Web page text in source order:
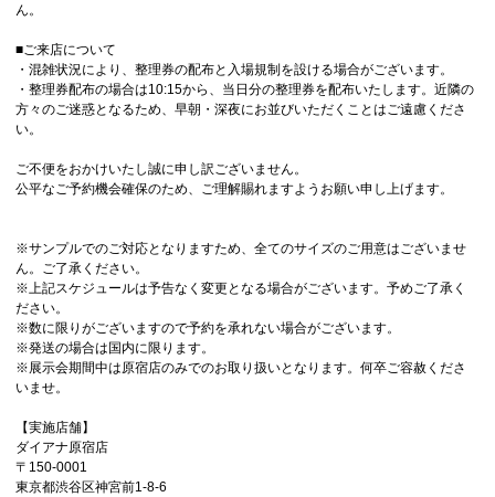
ん。
■ご来店について
・混雑状況により、整理券の配布と入場規制を設ける場合がございます。
・整理券配布の場合は10:15から、当日分の整理券を配布いたします。近隣の
方々のご迷惑となるため、早朝・深夜にお並びいただくことはご遠慮くださ
い。
ご不便をおかけいたし誠に申し訳ございません。
公平なご予約機会確保のため、ご理解賜れますようお願い申し上げます。
※サンプルでのご対応となりますため、全てのサイズのご用意はございませ
ん。ご了承ください。
※上記スケジュールは予告なく変更となる場合がございます。予めご了承く
ださい。
※数に限りがございますので予約を承れない場合がございます。
※発送の場合は国内に限ります。
※展示会期間中は原宿店のみでのお取り扱いとなります。何卒ご容赦くださ
いませ。
【実施店舗】
ダイアナ原宿店
〒150-0001
東京都渋谷区神宮前1-8-6